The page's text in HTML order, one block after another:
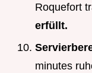
Roquefort
erfüllt.
minutes